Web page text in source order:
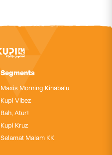
Segments
Maxis Morning Kinabalu
Kupi Vibez
Bah, Atur!
Kupi Kruz
Selamat Malam KK